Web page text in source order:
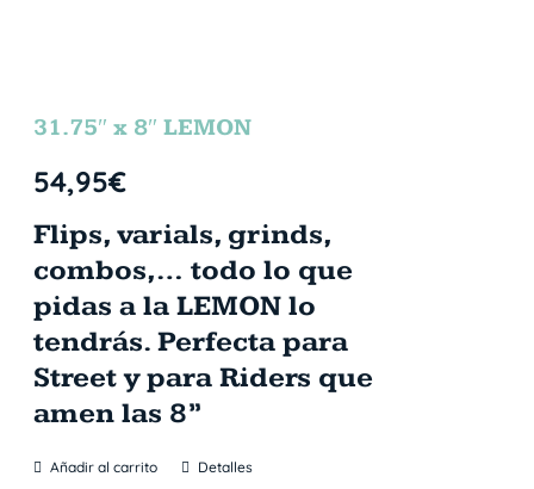
31.75″ x 8″ LEMON
54,95€
Flips, varials, grinds,
combos,… todo lo que
pidas a la LEMON lo
tendrás. Perfecta para
Street y para Riders que
amen las 8”
Añadir al carrito Detalles